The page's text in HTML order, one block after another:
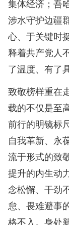
集体经济；吾
涉水守护边疆
心、于关键时
释着共产党人
了温度、有了
致敬榜样重在
载的不仅是至
前行的明镜标
自我革新、永
流于形式的致
提升的内生动
念松懈、干劲
怠、畏难避事
格不入。身处